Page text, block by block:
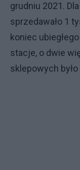
grudniu 2021.
sprzedawało 1
koniec
stacje, o dwie
sklepowych